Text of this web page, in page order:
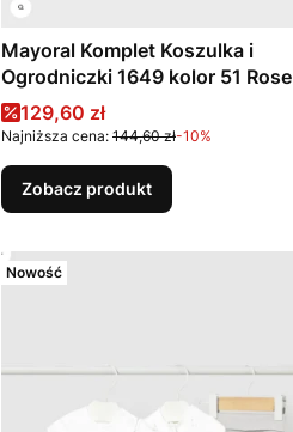
Mayoral Komplet Koszulka i
Ogrodniczki 1649 kolor 51 Rose
Cena promocyjna
129,60 zł
Najniższa cena: 144,60 zł-10%
Zobacz produkt
Nowość